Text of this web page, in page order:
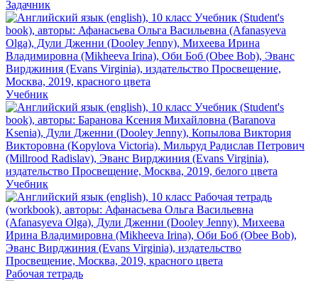
Задачник
Учебник
Учебник
Рабочая тетрадь